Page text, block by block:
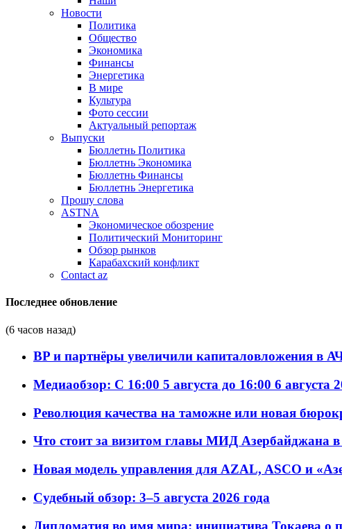
Новости
Политика
Общество
Экономика
Финансы
Энергетика
В мире
Культура
Фото сессии
Актуальный репортаж
Выпуски
Бюллетнь Политика
Бюллетнь Экономика
Бюллетнь Финансы
Бюллетнь Энергетика
Прошу слова
ASTNA
Экономическое обозрение
Политический Мониторинг
Обзор рынков
Карабахский конфликт
Contact az
Последнее обновление
(6 часов назад)
BP и партнёры увеличили капиталовложения в
Медиаобзор: С 16:00 5 августа до 16:00 6 августа
Революция качества на таможне или новая
Что стоит за визитом главы МИД Азербайджана
Новая модель управления для AZAL, ASCO и
Судебный обзор: 3–5 августа 2026 года
Дипломатия во имя мира: инициатива Токаева о